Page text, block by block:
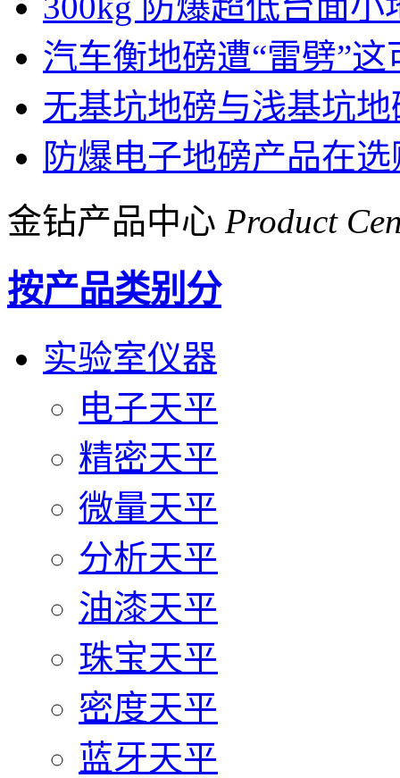
汽车衡地磅遭“雷劈”
无基坑地磅与浅基坑
防爆电子地磅产品在
金钻产品中心 Product
按产品类别分
实验室仪器
电子天平
精密天平
微量天平
分析天平
油漆天平
珠宝天平
密度天平
蓝牙天平